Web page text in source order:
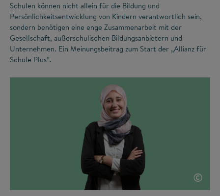
Schulen können nicht allein für die Bildung und
Persönlichkeitsentwicklung von Kindern verantwortlich sein,
sondern benötigen eine enge Zusammenarbeit mit der
Gesellschaft, außerschulischen Bildungsanbietern und
Unternehmen. Ein Meinungsbeitrag zum Start der „Allianz für
Schule Plus“.
©